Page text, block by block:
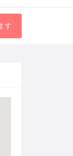
す